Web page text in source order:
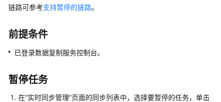
产
介
绍
费
说
明
链路可参考支持暂停的链路。
前提条件
已登录数据复制服务控制台。
暂停任务
在“实时同步管理”页面的同步列表中，选择要暂停的任务，单击